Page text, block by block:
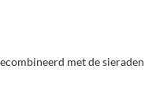
met de sieraden